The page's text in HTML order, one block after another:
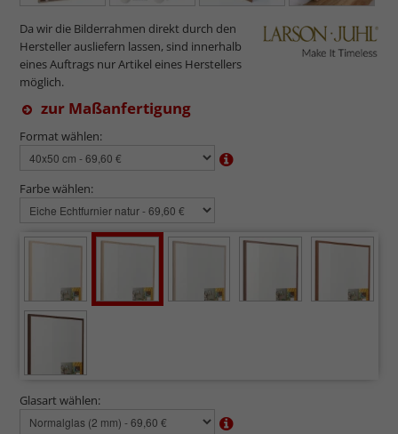
Da wir die Bilderrahmen direkt durch den
Hersteller ausliefern lassen, sind innerhalb
eines Auftrags nur Artikel eines Herstellers
möglich.
zur Maßanfertigung
Format wählen:
Farbe wählen:
Glasart wählen: